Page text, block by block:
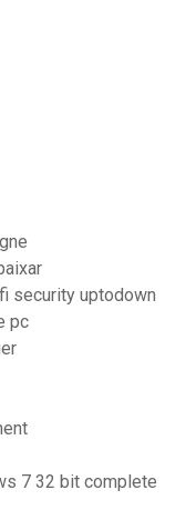
security uptodown
pc
7 32 bit complete